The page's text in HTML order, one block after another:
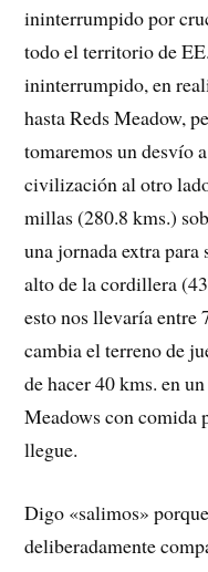
ininterrumpido por
todo el territorio de
ininterrumpido, en
hasta Reds Meadow,
tomaremos un desvío
civilización al otro
millas (280.8 kms.)
una jornada extra
alto de la cordillera
esto nos llevaría entre
cambia el terreno de
de hacer 40 kms. en
Meadows con comida
llegue.
Digo «salimos»
deliberadamente